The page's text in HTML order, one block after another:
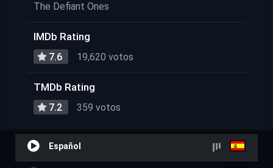
The Defiant Ones
IMDb Rating
7.6 19,620 votos
TMDb Rating
7.2 359 votos
Español